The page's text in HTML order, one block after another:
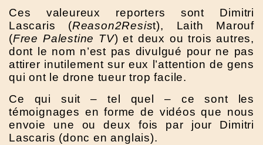
Ces valeureux reporters sont Dimitri
Lascaris (Reason2Resist), Laith Marouf
(Free Palestine TV) et deux ou trois autres,
dont le nom n’est pas divulgué pour ne pas
attirer inutilement sur eux l’attention de gens
qui ont le drone tueur trop facile.
Ce qui suit – tel quel – ce sont les
témoignages en forme de vidéos que nous
envoie une ou deux fois par jour Dimitri
Lascaris (donc en anglais).